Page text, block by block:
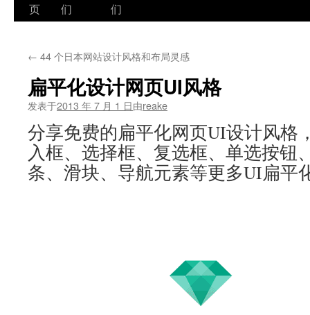
至
文
页
们
们
← 44 个日本网站设计风格和布局灵感
扁平化设计网页UI风格
发表于2013 年 7 月 1 日由reake
分享免费的扁平化网页UI设计风格
入框、选择框、复选框、单选按钮
条、滑块、导航元素等更多UI扁平